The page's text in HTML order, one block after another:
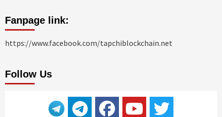
Fanpage link:
https://www.facebook.com/tapchiblockchain.net
Follow Us